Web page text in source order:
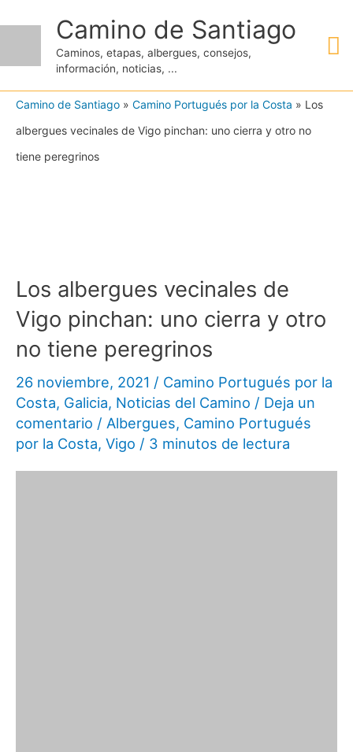
contenido
Camino de Santiago
Caminos, etapas, albergues, consejos,
información, noticias, ...
Camino de Santiago » Camino Portugués por la Costa » Los
albergues vecinales de Vigo pinchan: uno cierra y otro no
tiene peregrinos
Los albergues vecinales de
Vigo pinchan: uno cierra y otro
no tiene peregrinos
26 noviembre, 2021 / Camino Portugués por la
Costa, Galicia, Noticias del Camino / Deja un
comentario / Albergues, Camino Portugués
por la Costa, Vigo / 3 minutos de lectura